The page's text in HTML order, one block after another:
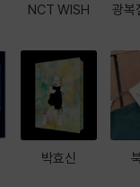
NCT WISH
박효신
광복